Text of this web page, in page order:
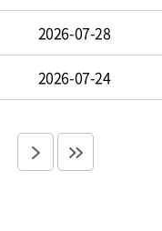
2026-07-28
2026-07-24